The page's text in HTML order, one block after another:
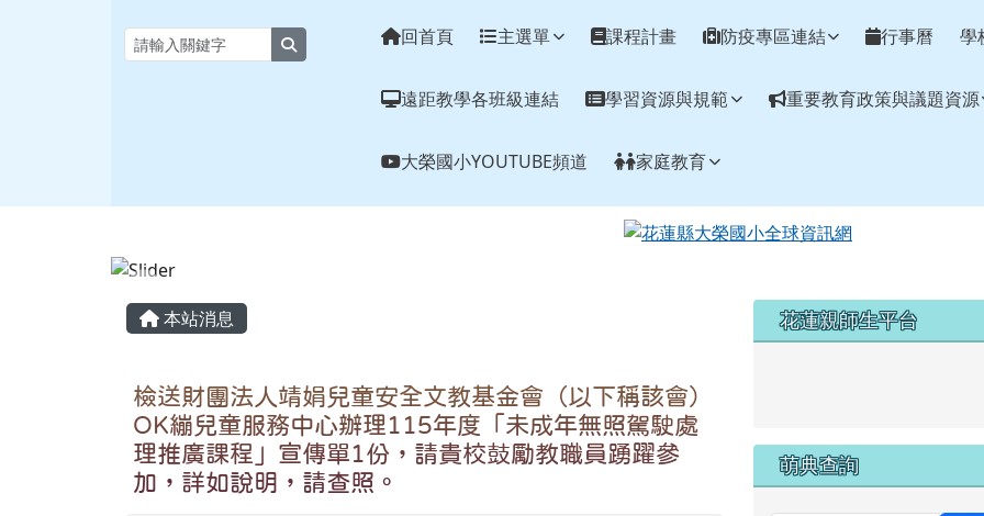
花蓮縣大榮國小全球資訊網
回首頁 主選單 課程計畫 防疫專區連結 行事曆 學
遠距教學各班級連結 學習資源與規範 重要教育政策與議題資源
大榮國小YOUTUBE頻道 家庭教育
主內容區域
本站消息
檢送財團法人靖娟兒童安全文教基金會（以下稱該會）
OK繃兒童服務中心辦理115年度「未成年無照駕駛處
理推廣課程」宣傳單1份，請貴校鼓勵教職員踴躍參
加，詳如說明，請查照。
左邊區域內容
花蓮親師生平台
萌典查詢
頁尾區域